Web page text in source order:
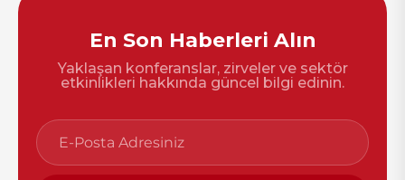
En Son Haberleri Alın
Yaklaşan konferanslar, zirveler ve sektör
etkinlikleri hakkında güncel bilgi edinin.